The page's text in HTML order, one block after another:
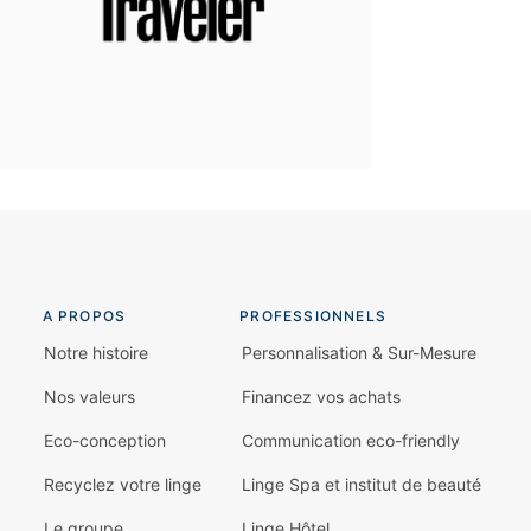
A PROPOS
Notre histoire
Nos valeurs
Eco-conception
Recyclez votre linge
PROFESSIONNELS
Personnalisation & Sur-Mesure
Financez vos achats
Communication eco-friendly
Linge Spa et institut de beauté